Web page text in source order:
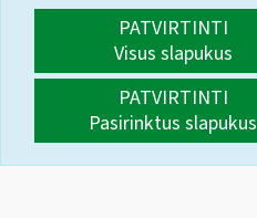
PATVIRTINTI
Visus slapukus
PATVIRTINTI
Pasirinktus slapukus